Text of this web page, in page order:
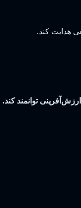
هدایت کند.